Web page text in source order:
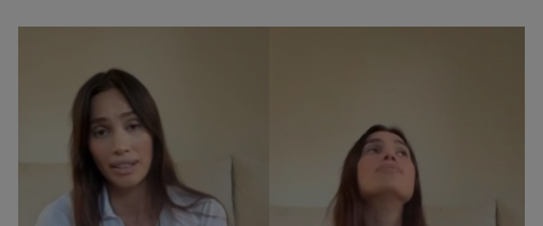
Alina Pușcău, mesaj cutremurător chiar
înainte de a intra în operație: „Am intrat în
metastază. E foarte greu”